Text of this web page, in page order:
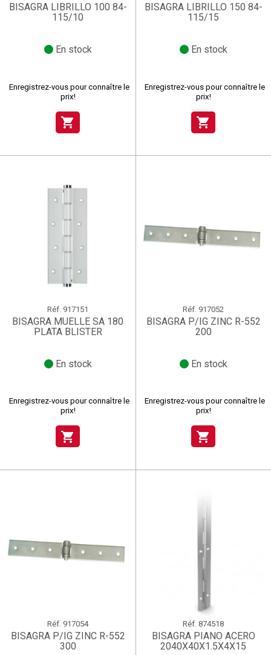
BISAGRA LIBRILLO 100 84-
115/10
En stock
Enregistrez-vous pour connaître le
prix!
shopping_cart
BISAGRA LIBRILLO 150 84-
115/15
En stock
Enregistrez-vous pour connaître le
prix!
shopping_cart
Réf. 917151
BISAGRA MUELLE SA 180
PLATA BLISTER
En stock
Enregistrez-vous pour connaître le
prix!
shopping_cart
Réf. 917052
BISAGRA P/IG ZINC R-552
200
En stock
Enregistrez-vous pour connaître le
prix!
shopping_cart
Réf. 917054
BISAGRA P/IG ZINC R-552
300
Réf. 874518
BISAGRA PIANO ACERO
2040X40X1.5X4X15